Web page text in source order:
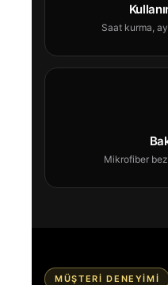
Saat kurma,
Mikrofiber
MÜŞTERI DENEYIMI